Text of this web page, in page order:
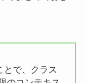
とで、クラス